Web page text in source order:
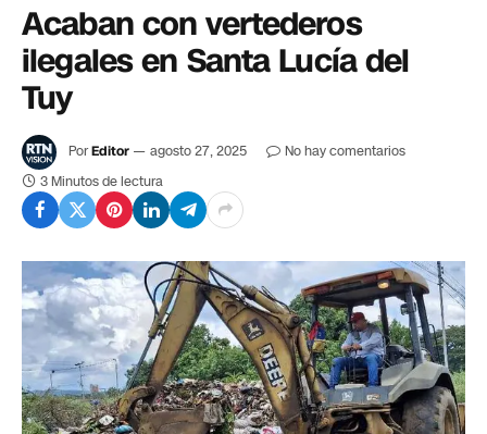
Acaban con vertederos
ilegales en Santa Lucía del
Tuy
PorEditor agosto 27, 2025
No hay comentarios
3 Minutos de lectura